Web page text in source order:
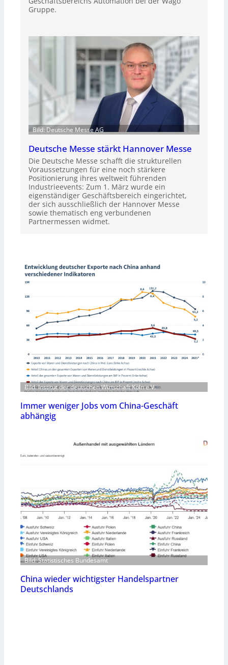
Gruppe.
Bild: Deutsche Messe AG
Deutsche Messe stärkt Hannover Messe
Die Deutsche Messe schafft die strukturellen
Voraussetzungen für eine noch stärkere
Positionierung ihres weltweit führenden
Industrieevents: Zum 1. März wurde ein
eigenständiger Geschäftsbereich eingerichtet,
der sich ausschließlich der Hannover Messe
sowie thematisch eng verbundenen
Partnermessen widmet.
Bild: Institut der deutschen Wirtschaft Köln e.V.
Immer weniger Jobs vom China-Geschäft
abhängig
Bild: Statistisches Bundesamt
China wieder wichtigster Handelspartner
Deutschlands